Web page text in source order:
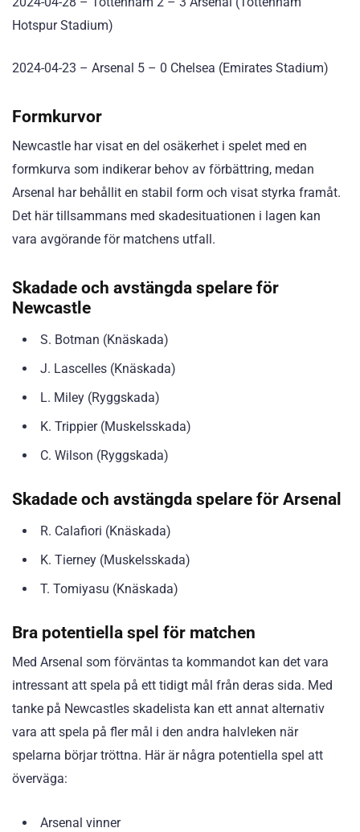
Hotspur Stadium)
2024-04-23 – Arsenal 5 – 0 Chelsea (Emirates Stadium)
Formkurvor
Newcastle har visat en del osäkerhet i spelet med en
formkurva som indikerar behov av förbättring, medan
Arsenal har behållit en stabil form och visat styrka framåt.
Det här tillsammans med skadesituationen i lagen kan
vara avgörande för matchens utfall.
Skadade och avstängda spelare för
Newcastle
S. Botman (Knäskada)
J. Lascelles (Knäskada)
L. Miley (Ryggskada)
K. Trippier (Muskelsskada)
C. Wilson (Ryggskada)
Skadade och avstängda spelare för Arsenal
R. Calafiori (Knäskada)
K. Tierney (Muskelsskada)
T. Tomiyasu (Knäskada)
Bra potentiella spel för matchen
Med Arsenal som förväntas ta kommandot kan det vara
intressant att spela på ett tidigt mål från deras sida. Med
tanke på Newcastles skadelista kan ett annat alternativ
vara att spela på fler mål i den andra halvleken när
spelarna börjar tröttna. Här är några potentiella spel att
överväga:
Arsenal vinner